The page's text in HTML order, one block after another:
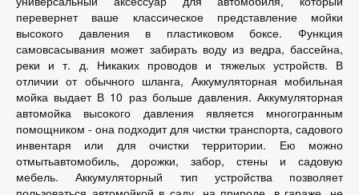
перевернет ваше классическое представление мойки
высокого давления в пластиковом боксе. Функция
самовсасывания может забирать воду из ведра, бассейна,
реки и т. д. Никаких проводов и тяжелых устройств. В
отличии от обычного шланга, Аккумуляторная мобильная
мойка выдает В 10 раз больше давления. Аккумуляторная
автомойка высокого давления является многогранным
помощником - она подходит для чистки транспорта, садового
инвентаря или для очистки территории. Ею можно
отмытьавтомобиль, дорожки, забор, стены и садовую
мебель. Аккумуляторный тип устройства позволяет